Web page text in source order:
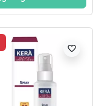
favorite_border